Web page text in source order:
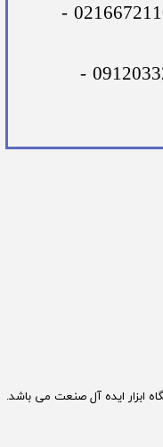
ابزار ایده آل صنعت می باشد.
​شماره تلفن های فروشگاه: 02166721109 -
​شماره تلفن های همراه: 09120332577 -